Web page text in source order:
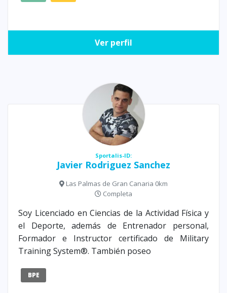
Ver perfil
Sportalis-ID:
Javier Rodriguez Sanchez
Las Palmas de Gran Canaria 0km
Completa
Soy Licenciado en Ciencias de la Actividad Física y
el Deporte, además de Entrenador personal,
Formador e Instructor certificado de Military
Training System®. También poseo
BPE